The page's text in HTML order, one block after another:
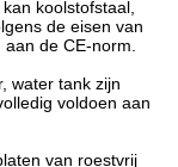
koolstofstaal,
de eisen van
de CE-norm.
water tank zijn
voldoen aan
van roestvrij